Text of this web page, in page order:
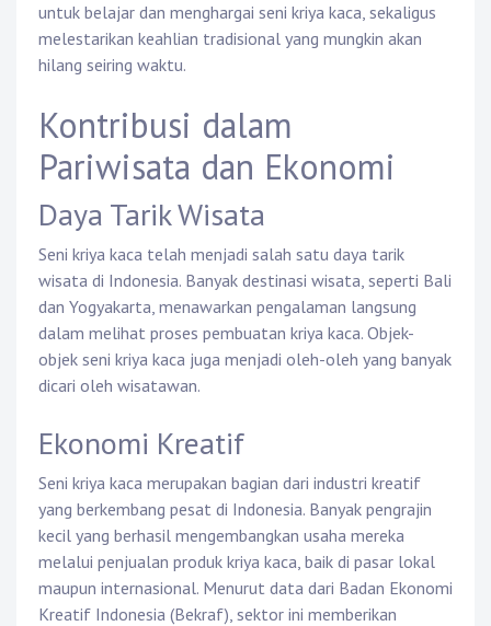
untuk belajar dan menghargai seni kriya kaca, sekaligus
melestarikan keahlian tradisional yang mungkin akan
hilang seiring waktu.
Kontribusi dalam
Pariwisata dan Ekonomi
Daya Tarik Wisata
Seni kriya kaca telah menjadi salah satu daya tarik
wisata di Indonesia. Banyak destinasi wisata, seperti Bali
dan Yogyakarta, menawarkan pengalaman langsung
dalam melihat proses pembuatan kriya kaca. Objek-
objek seni kriya kaca juga menjadi oleh-oleh yang banyak
dicari oleh wisatawan.
Ekonomi Kreatif
Seni kriya kaca merupakan bagian dari industri kreatif
yang berkembang pesat di Indonesia. Banyak pengrajin
kecil yang berhasil mengembangkan usaha mereka
melalui penjualan produk kriya kaca, baik di pasar lokal
maupun internasional. Menurut data dari Badan Ekonomi
Kreatif Indonesia (Bekraf), sektor ini memberikan